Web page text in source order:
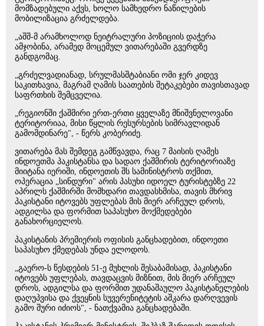
მომზადებული აქვს, ხოლო სამხედრო ნაწილების
მობილიზაცია გრძელდება.
„აშშ-მ არამხოლოდ ნეიტრალური პოზიციის დაჭერა
ამჯობინა, არამედ მოცემულ ვითარებაში გვერდზე
განდგომაც.
„გრძელვადიანად, სრულმასშტაბიანი ომი ჯერ კიდევ
საკითხავია, მაგრამ ღამის საათების შეტაკებები თავისთავად
საფრთხის შემცველია.
„რეგიონში ქაშმირი ერთ-ერთი ყველაზე მნიშვნელოვანი
ტერიტორიაა, მისი წყლის რესურსების სიმრავლიდან
გამომდინარე", - წერს კობერიძე.
ვითარება მას შემდეგ გამწვავდა, რაც 7 მაისის ღამეს
ინდოეთმა პაკისტანსა და სადაო ქაშმირის ტერიტორიაზე
მიიტანა იერიში, ინდოეთის შს სამინისტროს თქმით,
ოპერაცია „სინდური" არის პასუხი იდოელ ტურისტებზე 22
აპრილს ქაშმირში მომხდარი თავდასხმისა, თავის მხრივ
პაკისტანი იტოვებს უფლებას მის მიერ არჩეულ დროს,
ადგილსა და ფორმით საპასუხო მოქმედებები
განახორციელოს.
პაკისტანის პრემიერის ოფისის განცხადებით, ინდოეთი
საპასუხო ქმედებას უნდა ელოდოს.
„გაერო-ს წესდების 51-ე მუხლის შესაბამისად, პაკისტანი
იტოვებს უფლებას, თავდაცვის მიზნით, მის მიერ არჩეულ
დროს, ადგილსა და ფორმით უდანაშაულო პაკისტანელების
დაღუპვისა და ქვეყნის სუვერენიტეტის აშკარა დარღვევის
გამო შური იძიოს", - ნათქვამია განცხადებაში.